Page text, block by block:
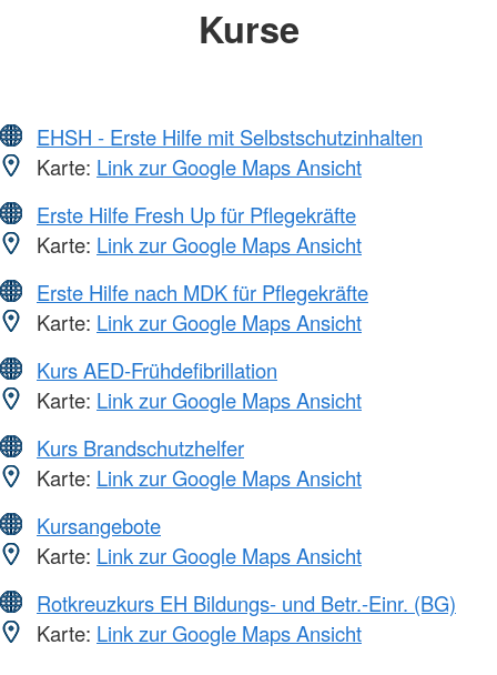
Kurse
EHSH - Erste Hilfe mit Selbstschutzinhalten
Karte: Link zur Google Maps Ansicht
Erste Hilfe Fresh Up für Pflegekräfte
Karte: Link zur Google Maps Ansicht
Erste Hilfe nach MDK für Pflegekräfte
Karte: Link zur Google Maps Ansicht
Kurs AED-Frühdefibrillation
Karte: Link zur Google Maps Ansicht
Kurs Brandschutzhelfer
Karte: Link zur Google Maps Ansicht
Kursangebote
Karte: Link zur Google Maps Ansicht
Rotkreuzkurs EH Bildungs- und Betr.-Einr. (BG)
Karte: Link zur Google Maps Ansicht